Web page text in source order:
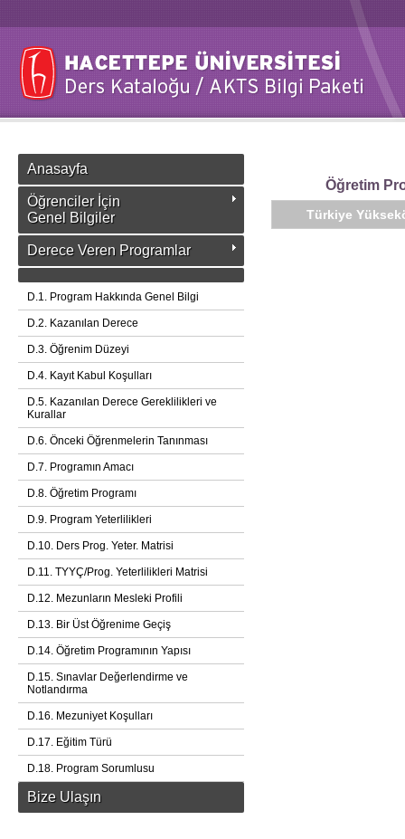
Anasayfa
Öğrenciler İçin
Genel Bilgiler
Derece Veren Programlar
D.1. Program Hakkında Genel Bilgi
D.2. Kazanılan Derece
D.3. Öğrenim Düzeyi
D.4. Kayıt Kabul Koşulları
D.5. Kazanılan Derece Gereklilikleri ve
Kurallar
D.6. Önceki Öğrenmelerin Tanınması
D.7. Programın Amacı
D.8. Öğretim Programı
D.9. Program Yeterlilikleri
D.10. Ders Prog. Yeter. Matrisi
D.11. TYYÇ/Prog. Yeterlilikleri Matrisi
D.12. Mezunların Mesleki Profili
D.13. Bir Üst Öğrenime Geçiş
D.14. Öğretim Programının Yapısı
D.15. Sınavlar Değerlendirme ve
Notlandırma
D.16. Mezuniyet Koşulları
D.17. Eğitim Türü
D.18. Program Sorumlusu
Bize Ulaşın
Öğretim
Türkiye